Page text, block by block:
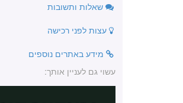
שאלות ותשובות
עצות לפני רכישה
מידע באתרים נוספים
עשוי גם לעניין אותך: